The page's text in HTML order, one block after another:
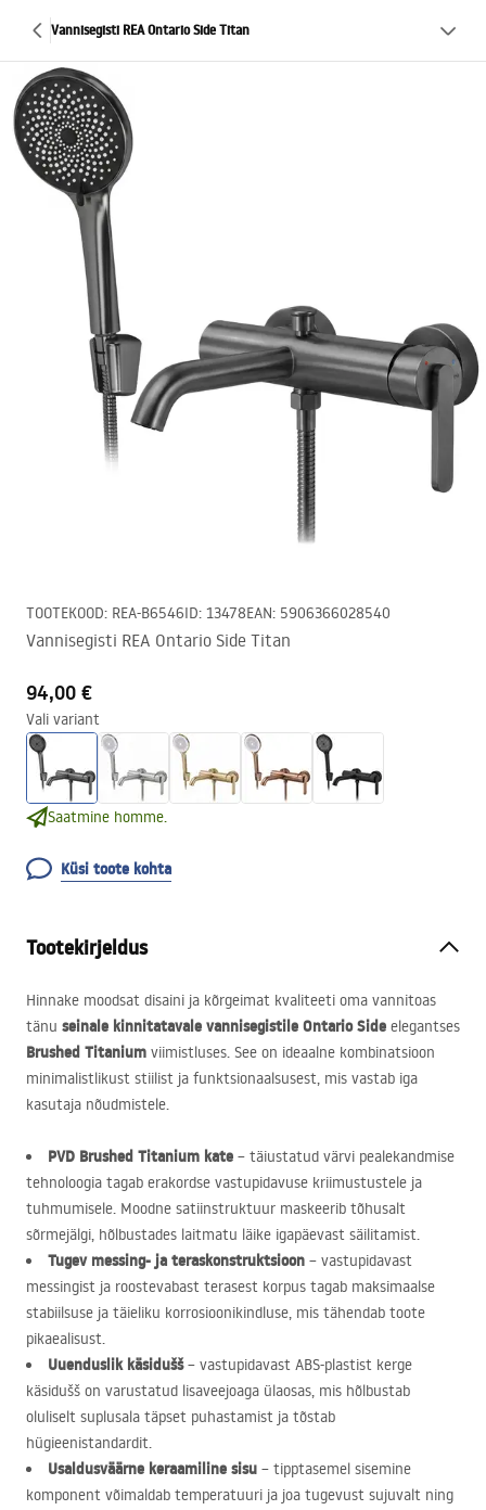
Vannisegisti REA Ontario Side Titan
TOOTEKOOD: REA-B6546ID: 13478EAN: 5906366028540
Vannisegisti REA Ontario Side Titan
94,00 €
Vali variant
Saatmine homme.
Küsi toote kohta
Tootekirjeldus
Hinnake moodsat disaini ja kõrgeimat kvaliteeti oma vannitoas
tänu seinale kinnitatavale vannisegistile Ontario Side elegantses
Brushed Titanium viimistluses. See on ideaalne kombinatsioon
minimalistlikust stiilist ja funktsionaalsusest, mis vastab iga
kasutaja nõudmistele.
PVD Brushed Titanium kate – täiustatud värvi pealekandmise
tehnoloogia tagab erakordse vastupidavuse kriimustustele ja
tuhmumisele. Moodne satiinstruktuur maskeerib tõhusalt
sõrmejälgi, hõlbustades laitmatu läike igapäevast säilitamist.
Tugev messing- ja teraskonstruktsioon – vastupidavast
messingist ja roostevabast terasest korpus tagab maksimaalse
stabiilsuse ja täieliku korrosioonikindluse, mis tähendab toote
pikaealisust.
Uuenduslik käsidušš– vastupidavast ABS-plastist kerge
käsidušš on varustatud lisaveejoaga ülaosas, mis hõlbustab
oluliselt suplusala täpset puhastamist ja tõstab
hügieenistandardit.
Usaldusväärne keraamiline sisu – tipptasemel sisemine
komponent võimaldab temperatuuri ja joa tugevust sujuvalt ning